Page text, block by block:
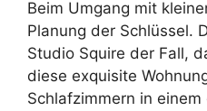
Beim Umgang mit
Planung der Schlüssel.
Studio Squire der Fall,
diese exquisite
Schlafzimmern in einem